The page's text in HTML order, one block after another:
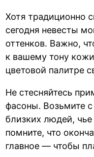
Хотя традиционно
сегодня невесты
оттенков. Важно,
к вашему тону
цветовой палитре
Не стесняйтесь
фасоны. Возьмите
близких людей,
помните, что
главное — чтобы